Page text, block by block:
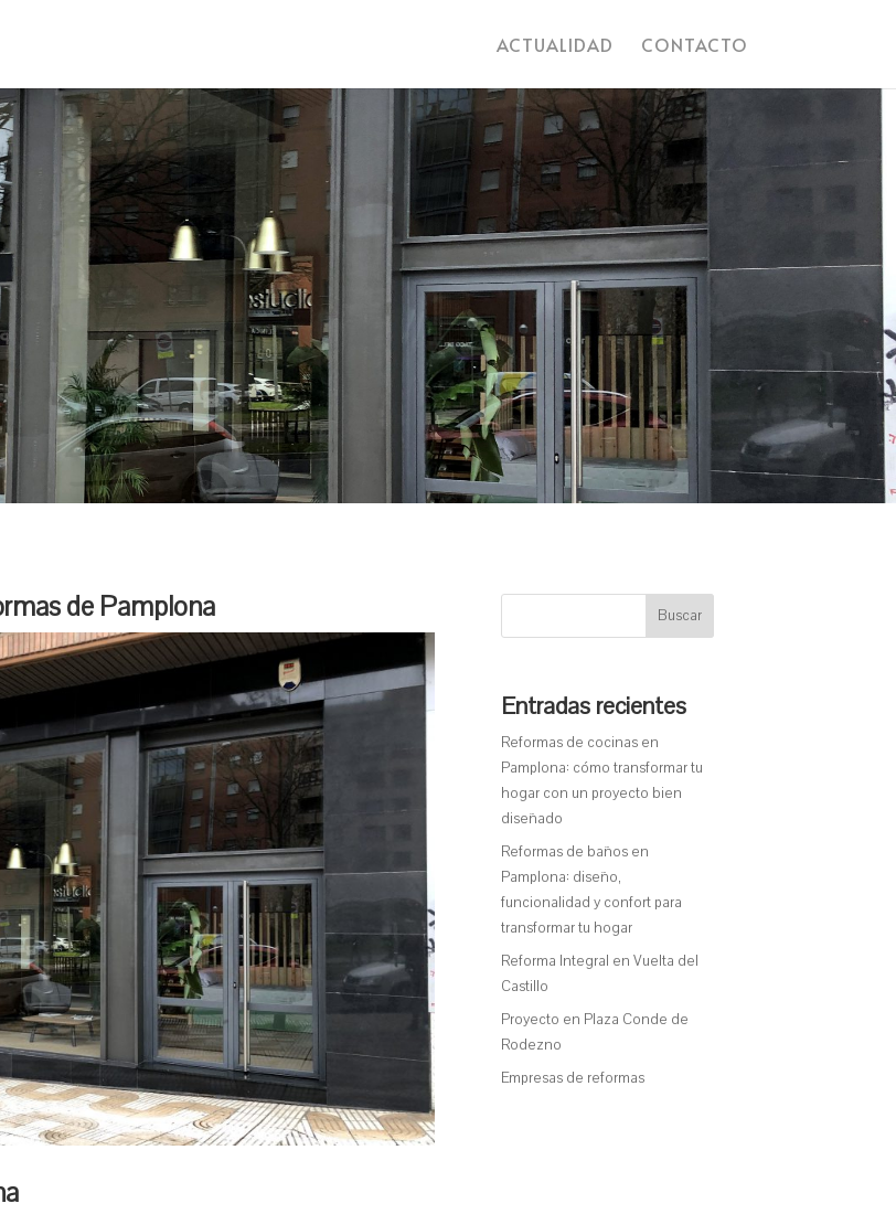
ACTUALIDAD CONTACTO
de Pamplona Buscar
Entradas recientes
Reformas de cocinas en
Pamplona: cómo transformar tu
hogar con un proyecto bien
diseñado
Reformas de baños en
Pamplona: diseño,
funcionalidad y confort para
transformar tu hogar
Reforma Integral en Vuelta del
Castillo
Proyecto en Plaza Conde de
Rodezno
Empresas de reformas